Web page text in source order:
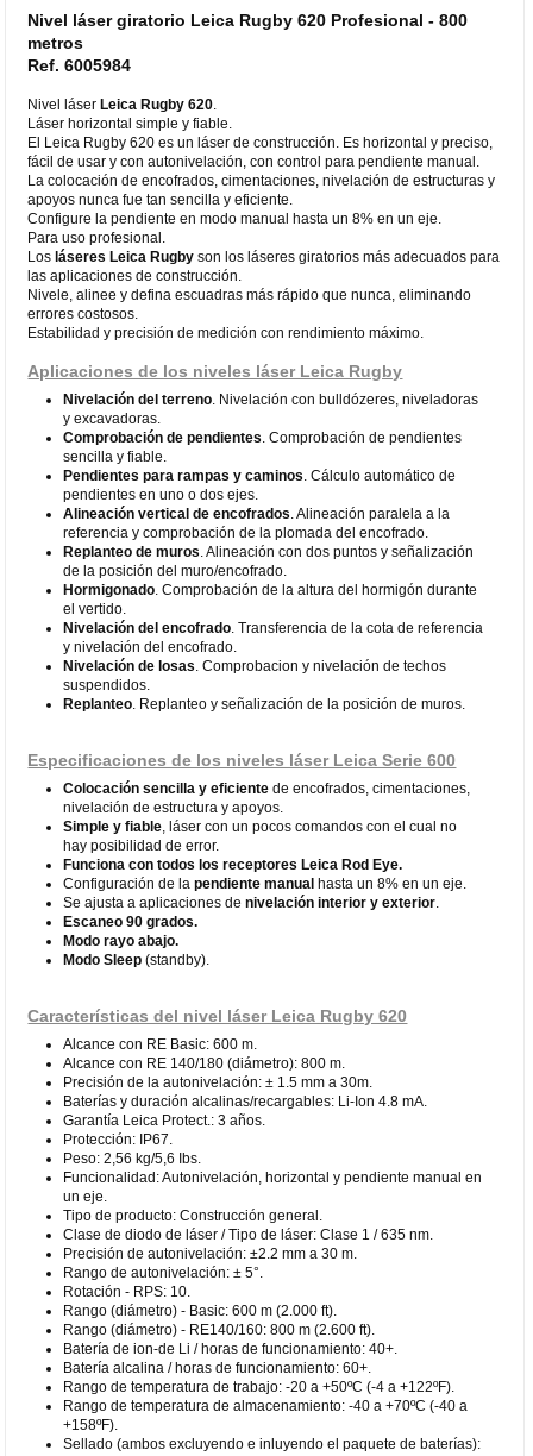
Nivel láser giratorio Leica Rugby 620 Profesional - 800
metros
Ref. 6005984
Nivel láserLeica Rugby 620
Láser horizontal simple y fiable.
El Leica Rugby 620 es un láser de construcción. Es horizontal y preciso,
fácil de usar y con autonivelación, con control para pendiente manual.
La colocación de encofrados, cimentaciones, nivelación de estructuras y
apoyos nunca fue tan sencilla y eficiente.
Configure la pendiente en modo manual hasta un 8% en un eje.
Para uso profesional.
Los láseres Leica Rugby son los láseres giratorios más adecuados para
las aplicaciones de construcción.
Nivele, alinee y defina escuadras más rápido que nunca, eliminando
errores costosos.
Estabilidad y precisión de medición con rendimiento máximo.
Aplicaciones de los niveles láser Leica Rugby
Nivelación del terreno . Nivelación con bulldózeres, niveladoras
y excavadoras.
Comprobación de pendientes . Comprobación de pendientes
sencilla y fiable.
Pendientes para rampas y caminos . Cálculo automático de
pendientes en uno o dos ejes.
Alineación vertical de encofrados . Alineación paralela a la
referencia y comprobación de la plomada del encofrado.
Replanteo de muros . Alineación con dos puntos y señalización
de la posición del muro/encofrado.
Hormigonado . Comprobación de la altura del hormigón durante
el vertido.
Nivelación del encofrado . Transferencia de la cota de referencia
y nivelación del encofrado.
Nivelación de losas . Comprobacion y nivelación de techos
suspendidos.
Replanteo . Replanteo y señalización de la posición de muros.
Especificaciones de los niveles láser Leica Serie 600
Colocación sencilla y eficiente de encofrados, cimentaciones,
nivelación de estructura y apoyos.
Simple y fiable , láser con un pocos comandos con el cual no
hay posibilidad de error.
Funciona con todos los receptores Leica Rod Eye.
Configuración de lapendiente manual hasta un 8% en un eje.
Se ajusta a aplicaciones denivelación interior y exterior
Escaneo 90 grados.
Modo rayo abajo.
Modo Sleep (standby).
Características del nivel láser Leica Rugby 620
Alcance con RE Basic: 600 m.
Alcance con RE 140/180 (diámetro): 800 m.
Precisión de la autonivelación: ± 1.5 mm a 30m.
Baterías y duración alcalinas/recargables: Li-Ion 4.8 mA.
Garantía Leica Protect.: 3 años.
Protección: IP67.
Peso: 2,56 kg/5,6 Ibs.
Funcionalidad: Autonivelación, horizontal y pendiente manual en
un eje.
Tipo de producto: Construcción general.
Clase de diodo de láser / Tipo de láser: Clase 1 / 635 nm.
Precisión de autonivelación: ±2.2 mm a 30 m.
Rango de autonivelación: ± 5°.
Rotación - RPS: 10.
Rango (diámetro) - Basic: 600 m (2.000 ft).
Rango (diámetro) - RE140/160: 800 m (2.600 ft).
Batería de ion-de Li / horas de funcionamiento: 40+.
Batería alcalina / horas de funcionamiento: 60+.
Rango de temperatura de trabajo: -20 a +50ºC (-4 a +122ºF).
Rango de temperatura de almacenamiento: -40 a +70ºC (-40 a
+158ºF).
Sellado (ambos excluyendo e inluyendo el paquete de baterías):